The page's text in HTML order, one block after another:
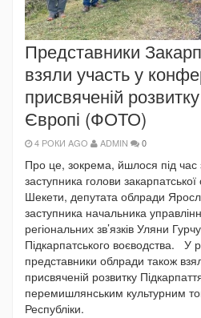
Представники
взяли участь у
присвяченій
Європі (ФОТО)
4 РОКИ AGO ADMIN 0
Про це, зокрема, йшлося під час
заступника голови
Шекети, депутата облради
заступника начальника
регіональних зв’язків Уляни
Підкарпатського воєводства. У
представники облради також
присвяченій розвитку
перемишлянським культурним
Республіки.